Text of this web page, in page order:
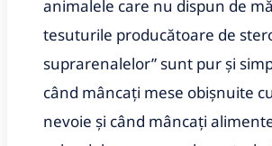
animalele care nu dispun de
tesuturile producătoare de
suprarenalelor” sunt pur și
când mâncați mese obișnuite
nevoie și când mâncați